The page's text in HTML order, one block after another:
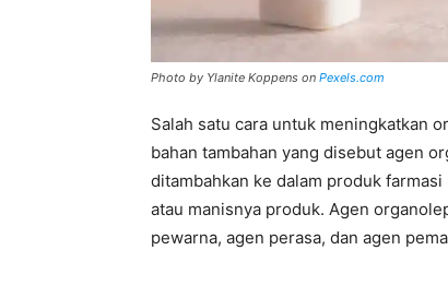
Photo by Ylanite Koppens on Pexels.com
Salah satu cara untuk meningkatkan
bahan tambahan yang disebut agen
ditambahkan ke dalam produk
atau manisnya produk. Agen
pewarna, agen perasa, dan agen